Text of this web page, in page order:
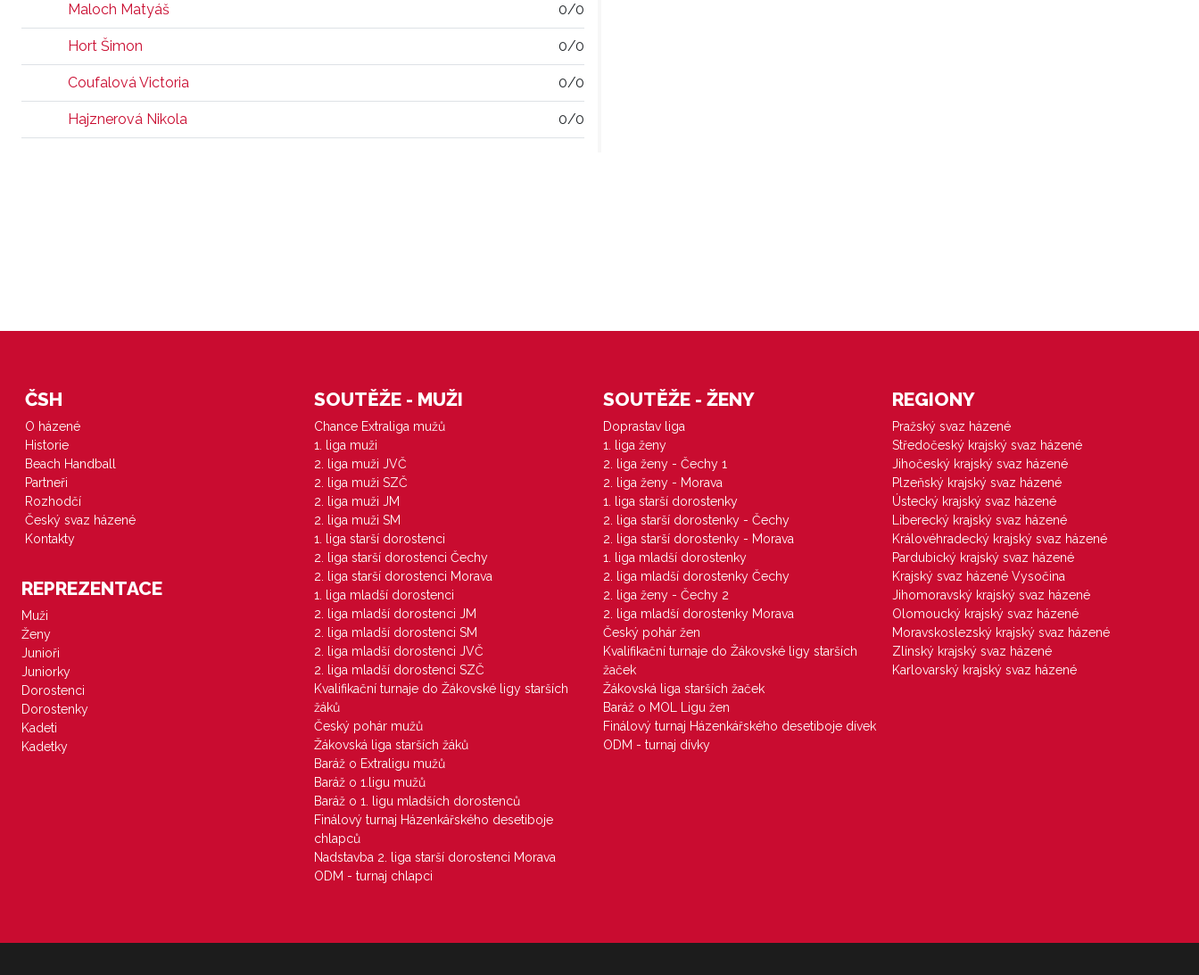
Maloch Matyáš 0/0
Hort Šimon 0/0
Coufalová Victoria 0/0
Hajznerová Nikola 0/0
ČSH
O házené
Historie
Beach Handball
Partneři
Rozhodčí
Český svaz házené
Kontakty
REPREZENTACE
Muži
Ženy
Junioři
Juniorky
Dorostenci
Dorostenky
Kadeti
Kadetky
SOUTĚŽE - MUŽI
Chance Extraliga mužů
1. liga muži
2. liga muži JVČ
2. liga muži SZČ
2. liga muži JM
2. liga muži SM
1. liga starší dorostenci
2. liga starší dorostenci Čechy
2. liga starší dorostenci Morava
1. liga mladší dorostenci
2. liga mladší dorostenci JM
2. liga mladší dorostenci SM
2. liga mladší dorostenci JVČ
2. liga mladší dorostenci SZČ
Kvalifikační turnaje do Žákovské ligy starších
žáků
Český pohár mužů
Žákovská liga starších žáků
Baráž o Extraligu mužů
Baráž o 1.ligu mužů
Baráž o 1. ligu mladších dorostenců
Finálový turnaj Házenkářského desetiboje
chlapců
Nadstavba 2. liga starší dorostenci Morava
ODM - turnaj chlapci
SOUTĚŽE - ŽENY
Doprastav liga
1. liga ženy
2. liga ženy - Čechy 1
2. liga ženy - Morava
1. liga starší dorostenky
2. liga starší dorostenky - Čechy
2. liga starší dorostenky - Morava
1. liga mladší dorostenky
2. liga mladší dorostenky Čechy
2. liga ženy - Čechy 2
2. liga mladší dorostenky Morava
Český pohár žen
Kvalifikační turnaje do Žákovské ligy starších
žaček
Žákovská liga starších žaček
Baráž o MOL Ligu žen
Finálový turnaj Házenkářského desetiboje dívek
ODM - turnaj dívky
REGIONY
Pražský svaz házené
Středočeský krajský svaz házené
Jihočeský krajský svaz házené
Plzeňský krajský svaz házené
Ústecký krajský svaz házené
Liberecký krajský svaz házené
Královéhradecký krajský svaz házené
Pardubický krajský svaz házené
Krajský svaz házené Vysočina
Jihomoravský krajský svaz házené
Olomoucký krajský svaz házené
Moravskoslezský krajský svaz házené
Zlínský krajský svaz házené
Karlovarský krajský svaz házené